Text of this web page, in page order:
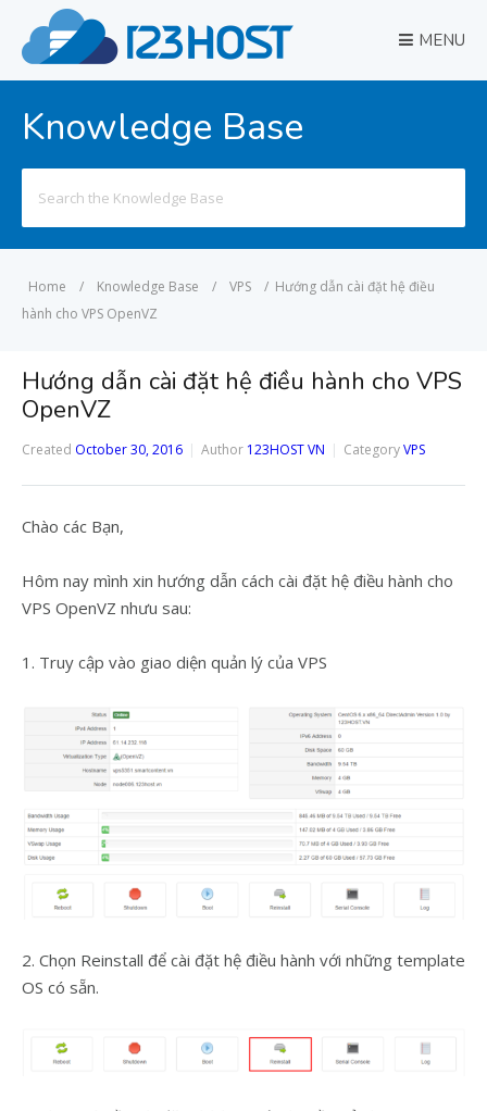
MENU
Knowledge Base
for:
Home / Knowledge Base / VPS / Hướng dẫn cài đặt hệ điều
hành cho VPS OpenVZ
Hướng dẫn cài đặt hệ điều hành cho VPS
OpenVZ
Created October 30, 2016 Author 123HOST VN CategoryVPS
Chào các Bạn,
Hôm nay mình xin hướng dẫn cách cài đặt hệ điều hành cho
VPS OpenVZ nhưu sau:
1. Truy cập vào giao diện quản lý của VPS
2. Chọn Reinstall để cài đặt hệ điều hành với những template
OS có sẵn.